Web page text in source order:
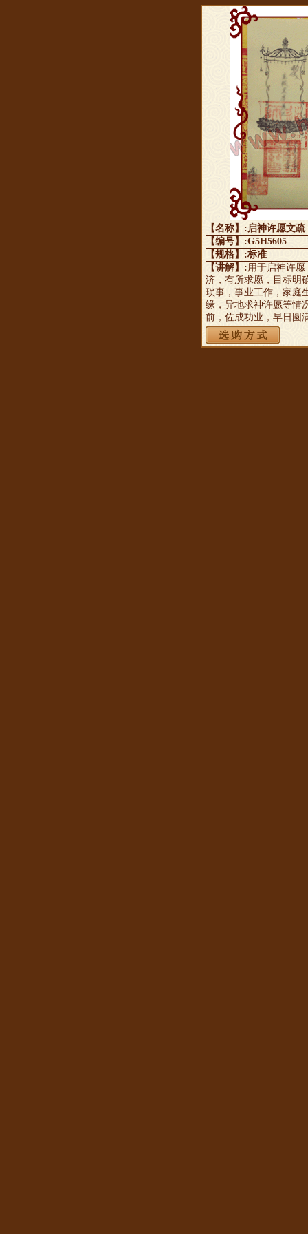
【名称】:启神许愿文疏
【编号】:G5H5605
【规格】:标准
【讲解】:用于启神许
济，有所求愿，目标明
琐事，事业工作，家庭
缘，异地求神许愿等情
前，佐成功业，早日圆